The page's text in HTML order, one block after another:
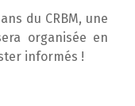
du CRBM, une
organisée en
informés !